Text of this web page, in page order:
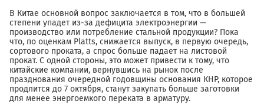
В Китае основной вопрос заключается в том, что в большей
степени упадет из-за дефицита электроэнергии —
производство или потребление стальной продукции? Пока
что, по оценкам Platts, снижается выпуск, в первую очередь,
сортового проката, а спрос больше падает на листовой
прокат. С одной стороны, это может привести к тому, что
китайские компании, вернувшись на рынок после
празднования очередной годовщины основания КНР, которое
продлится до 7 октября, станут закупать больше заготовки
для менее энергоемкого переката в арматуру.